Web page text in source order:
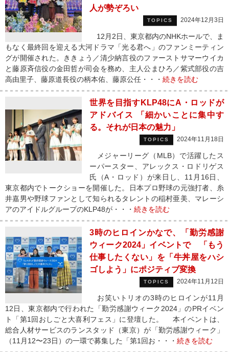
人が勢ぞろい
TOPICS 2024年12月3日
12月2日、東京都内のNHKホールで、ま
もなく最終回を迎える大河ドラマ「光る君へ」のファンミーティン
グが開催された。ききょう／清少納言役のファーストサマーウイカ
と藤原斉信役の金田哲が司会を務め、主人公まひろ／紫式部役の吉
高由里子、藤原道長役の柄本佑、藤原公任・・・ 続きを読む
世界を目指すKLP48にA・ロッドが
アドバイス 「細かいことに集中す
る。それが日本の魅力」
TOPICS 2024年11月18日
メジャーリーグ（MLB）で活躍したス
ーパースター、アレックス・ロドリゲス
氏（A・ロッド）が来日し、11月16日、
東京都内でトークショーを開催した。日本プロ野球の元強打者、糸
井嘉男や野球ファンとして知られるタレントの稲村亜美、マレーシ
アのアイドルグループのKLP48が・・・ 続きを読む
3時のヒロインかなで、「勤労感謝
ウィーク2024」イベントで 「もう
仕事したくない」を「牛丼屋をハシ
ゴしよう」にポジティブ変換
TOPICS 2024年11月12日
お笑いトリオの3時のヒロインが11月
12日、東京都内で行われた「勤労感謝ウィーク2024」のPRイベン
ト「第1回おしごと大喜利フェス」に登壇した。 本イベントは、
総合人材サービスのランスタッド（東京）が「勤労感謝ウィーク」
（11月12〜23日）の一環で募集した「第1回お・・・ 続きを読む